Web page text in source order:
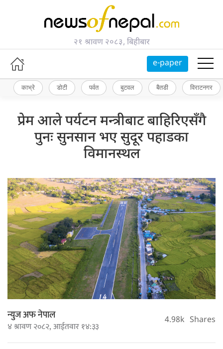
२१ श्रावण २०८३, बिहीबार
e-paper
काभ्रे डोटी पर्वत बुटवल बैतडी विराटनगर
प्रेम आले पर्यटन मन्त्रीबाट बाहिरिएसँगै
पुनः सुनसान भए सुदूर पहाडका
विमानस्थल
न्युज अफ नेपाल
४ श्रावण २०८२, आईतवार १४:३३ 4.98k Shares